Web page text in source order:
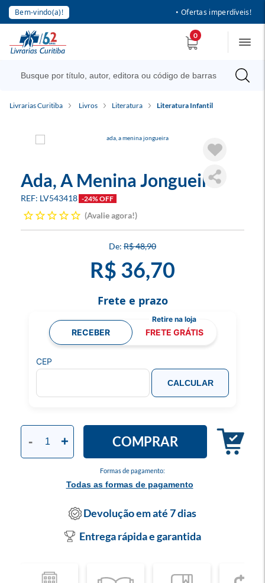
Bem-vindo(a)! • Ofertas imperdíveis!
0
Livrarias Curitiba Livros Literatura Literatura Infantil
Ada, A Menina Jongueira
LV543418 -24% OFF
Avalie agora!
R$ 48,90
R$ 36,70
Formas de pagamento:
Todas as formas de pagamento
- + COMPRAR
Frete e prazo
RECEBER FRETE GRÁTIS
CEP
CALCULAR
Devolução em até 7 dias
Entrega rápida e garantida